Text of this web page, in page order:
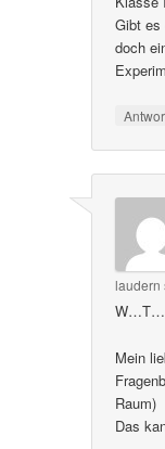
Gibt es
doch
laudern
Mein
Raum)
Das